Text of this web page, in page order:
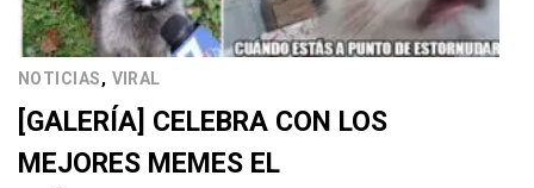
NOTICIAS, VIRAL
[GALERÍA] CELEBRA CON LOS
MEJORES MEMES EL